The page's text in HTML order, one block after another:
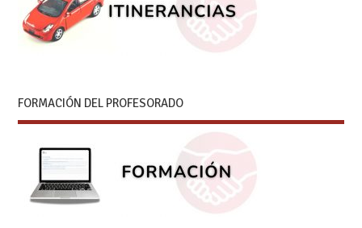
FORMACIÓN DEL PROFESORADO